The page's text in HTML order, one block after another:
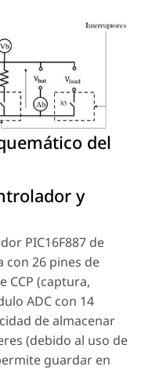
del
y
PIC16F887 de
con 26 pines de
CCP (captura,
ADC con 14
de almacenar
(debido al uso de
guardar en